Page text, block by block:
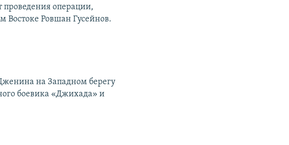
проведения операции,
Востоке Ровшан Гусейнов.
на Западном берегу
боевика «Джихада» и